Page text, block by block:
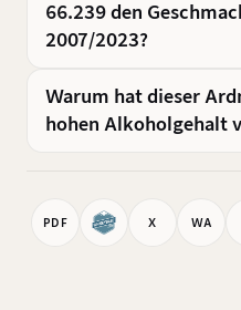
66.239 den
2007/2023?
Warum hat dieser
hohen Alkoholgehalt
PDF X WA